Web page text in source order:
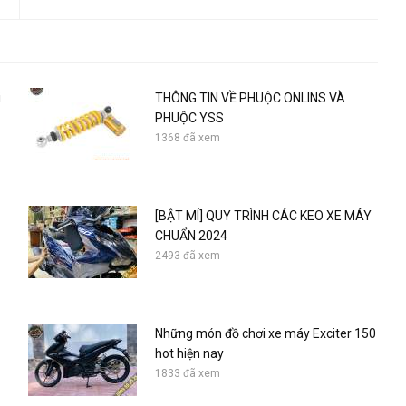
THÔNG TIN VỀ PHUỘC ONLINS VÀ
PHUỘC YSS
1368 đã xem
[BẬT MÍ] QUY TRÌNH CÁC KEO XE MÁY
CHUẨN 2024
2493 đã xem
Những món đồ chơi xe máy Exciter 150
hot hiện nay
1833 đã xem